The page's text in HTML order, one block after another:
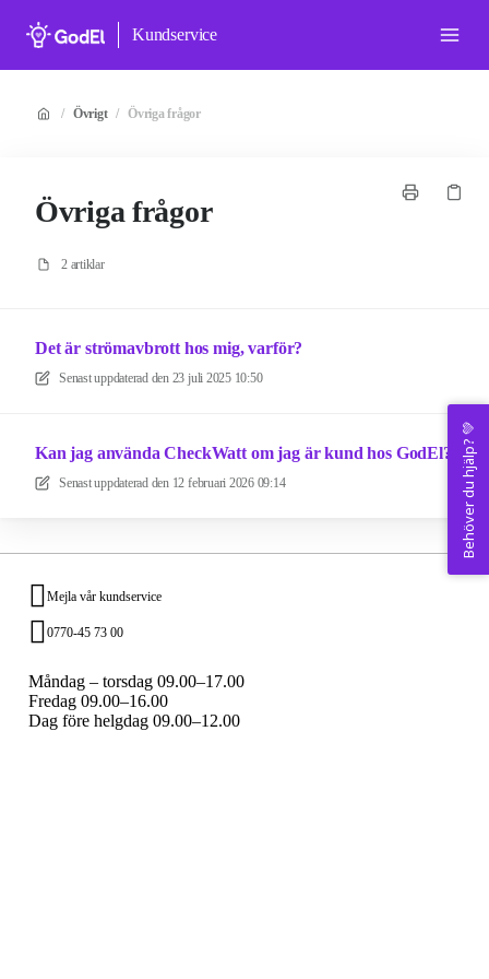
Kundservice
/ Övrigt / Övriga frågor
Övriga frågor
2 artiklar
Det är strömavbrott hos mig, varför?
Senast uppdaterad den 23 juli 2025 10:50
Kan jag använda CheckWatt om jag är kund hos GodEl?
Senast uppdaterad den 12 februari 2026 09:14
Mejla vår kundservice
0770-45 73 00
Måndag – torsdag 09.00–17.00
Fredag 09.00–16.00
Dag före helgdag 09.00–12.00
Behöver du hjälp? 💚